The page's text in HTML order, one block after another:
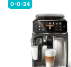
0-0-24